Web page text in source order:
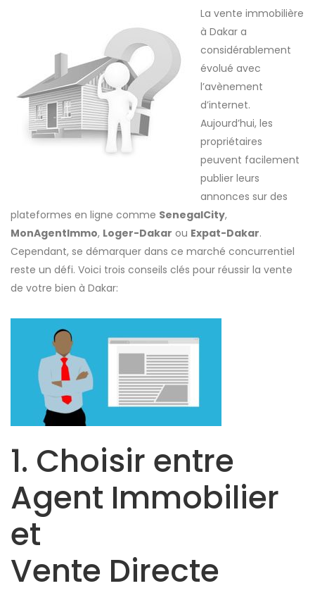
La vente immobilière
à Dakar a
considérablement
évolué avec
l’avènement
d’internet.
Aujourd’hui, les
propriétaires
peuvent facilement
publier leurs
annonces sur des
plateformes en ligne comme SenegalCity,
MonAgentImmo, Loger-Dakar ou Expat-Dakar.
Cependant, se démarquer dans ce marché concurrentiel
reste un défi. Voici trois conseils clés pour réussir la vente
de votre bien à Dakar:
1. Choisir entre
Agent Immobilier
et
Vente Directe